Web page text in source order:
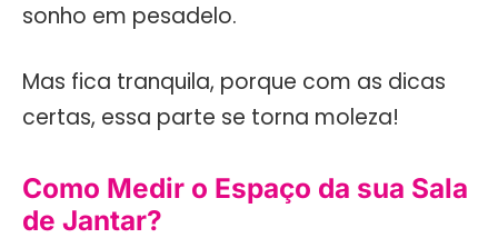
sonho em pesadelo.
Mas fica tranquila, porque com as dicas
certas, essa parte se torna moleza!
Como Medir o Espaço da sua Sala
de Jantar?